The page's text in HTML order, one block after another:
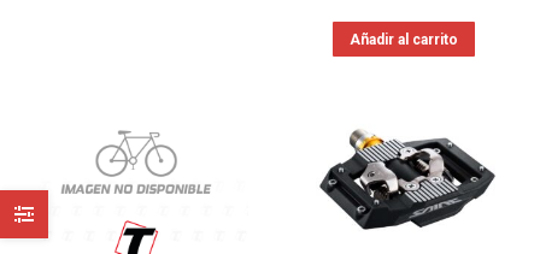
Añadir al carrito